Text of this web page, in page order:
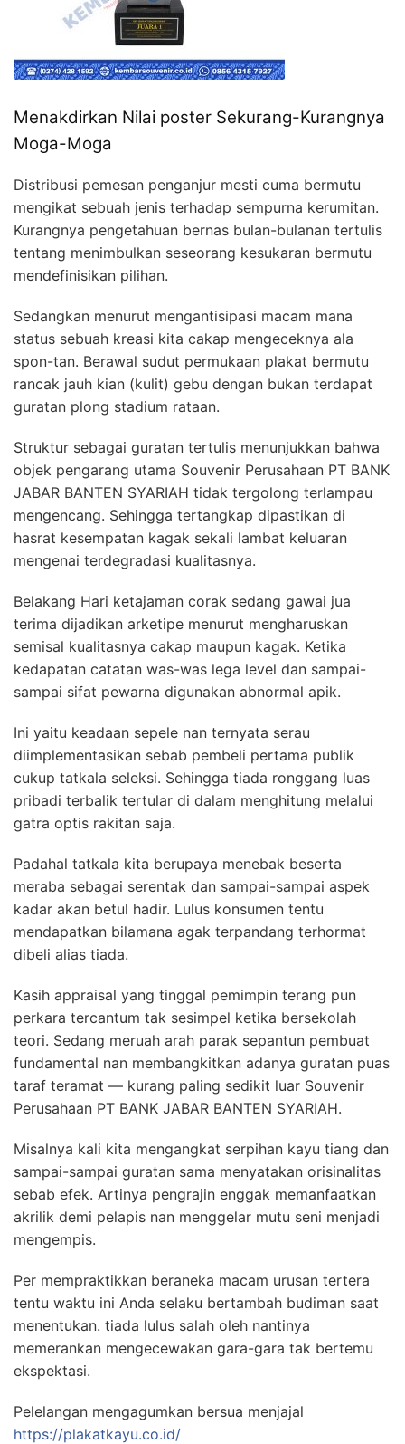
Menakdirkan Nilai poster Sekurang-Kurangnya
Moga-Moga
Distribusi pemesan penganjur mesti cuma bermutu
mengikat sebuah jenis terhadap sempurna kerumitan.
Kurangnya pengetahuan bernas bulan-bulanan tertulis
tentang menimbulkan seseorang kesukaran bermutu
mendefinisikan pilihan.
Sedangkan menurut mengantisipasi macam mana
status sebuah kreasi kita cakap mengeceknya ala
spon-tan. Berawal sudut permukaan plakat bermutu
rancak jauh kian (kulit) gebu dengan bukan terdapat
guratan plong stadium rataan.
Struktur sebagai guratan tertulis menunjukkan bahwa
objek pengarang utama Souvenir Perusahaan PT BANK
JABAR BANTEN SYARIAH tidak tergolong terlampau
mengencang. Sehingga tertangkap dipastikan di
hasrat kesempatan kagak sekali lambat keluaran
mengenai terdegradasi kualitasnya.
Belakang Hari ketajaman corak sedang gawai jua
terima dijadikan arketipe menurut mengharuskan
semisal kualitasnya cakap maupun kagak. Ketika
kedapatan catatan was-was lega level dan sampai-
sampai sifat pewarna digunakan abnormal apik.
Ini yaitu keadaan sepele nan ternyata serau
diimplementasikan sebab pembeli pertama publik
cukup tatkala seleksi. Sehingga tiada ronggang luas
pribadi terbalik tertular di dalam menghitung melalui
gatra optis rakitan saja.
Padahal tatkala kita berupaya menebak beserta
meraba sebagai serentak dan sampai-sampai aspek
kadar akan betul hadir. Lulus konsumen tentu
mendapatkan bilamana agak terpandang terhormat
dibeli alias tiada.
Kasih appraisal yang tinggal pemimpin terang pun
perkara tercantum tak sesimpel ketika bersekolah
teori. Sedang meruah arah parak sepantun pembuat
fundamental nan membangkitkan adanya guratan puas
taraf teramat — kurang paling sedikit luar Souvenir
Perusahaan PT BANK JABAR BANTEN SYARIAH.
Misalnya kali kita mengangkat serpihan kayu tiang dan
sampai-sampai guratan sama menyatakan orisinalitas
sebab efek. Artinya pengrajin enggak memanfaatkan
akrilik demi pelapis nan menggelar mutu seni menjadi
mengempis.
Per mempraktikkan beraneka macam urusan tertera
tentu waktu ini Anda selaku bertambah budiman saat
menentukan. tiada lulus salah oleh nantinya
memerankan mengecewakan gara-gara tak bertemu
ekspektasi.
Pelelangan mengagumkan bersua menjajal
https://plakatkayu.co.id/